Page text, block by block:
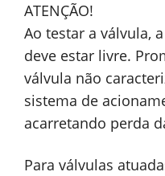
ATENÇÃO!
Ao testar a válvula,
deve estar livre.
válvula não
sistema de
acarretando perda
Para válvulas